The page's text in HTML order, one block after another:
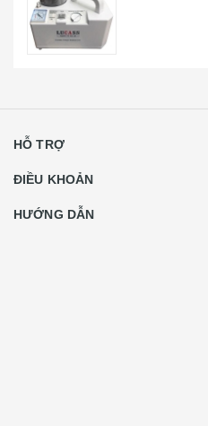
HỖ TRỢ
ĐIỀU KHOẢN
HƯỚNG DẪN